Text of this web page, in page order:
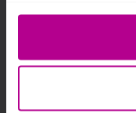
Assistant